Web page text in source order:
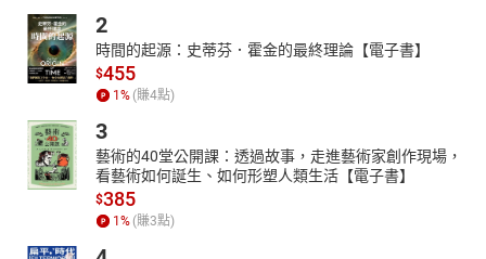
2
時間的起源：史蒂芬．霍金的最終理論【電子書】
$455
1% (賺4點)
3
藝術的40堂公開課：透過故事，走進藝術家創作現場，
看藝術如何誕生、如何形塑人類生活【電子書】
$385
1% (賺3點)